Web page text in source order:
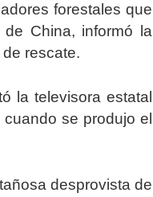
forestales que
China, informó la
rescate.
la televisora estatal
se produjo el
desprovista de